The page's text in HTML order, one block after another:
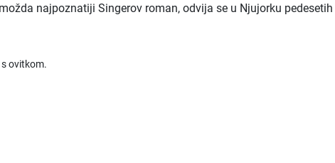
najpoznatiji Singerov roman, odvija se u Njujorku pedesetih
ovitkom.